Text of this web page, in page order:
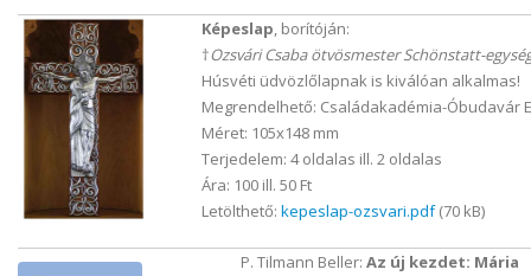
Képeslap, borítóján:
†Ozsvári Csaba ötvösmester Schönstatt-
Húsvéti üdvözlőlapnak is kiválóan alkalmas!
Megrendelhető: Családakadémia-Óbudavár
Méret: 105x148 mm
Terjedelem: 4 oldalas ill. 2 oldalas
Ára: 100 ill. 50 Ft
Letölthető: kepeslap-ozsvari.pdf(70 kB)
P. Tilmann Beller: Az új kezdet: Mária